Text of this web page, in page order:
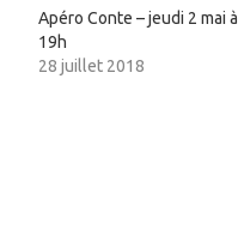
Apéro Conte – jeudi 2 mai à
19h
28 juillet 2018